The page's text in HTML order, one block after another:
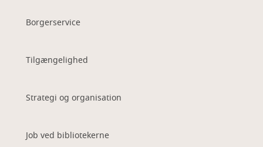
Borgerservice
Tilgængelighed
Strategi og organisation
Job ved bibliotekerne